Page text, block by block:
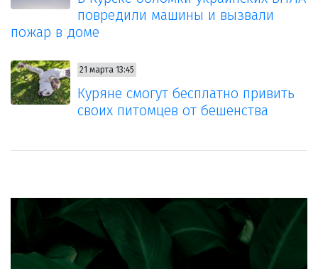
повредили машины и вызвали
пожар в доме
21 марта 13:45
Куряне смогут бесплатно привить
своих питомцев от бешенства